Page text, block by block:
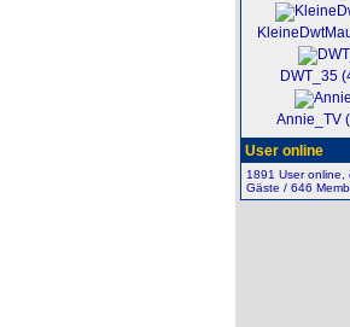
DWT_35
Annie_TV
User online
1891 User online,
Gäste / 646